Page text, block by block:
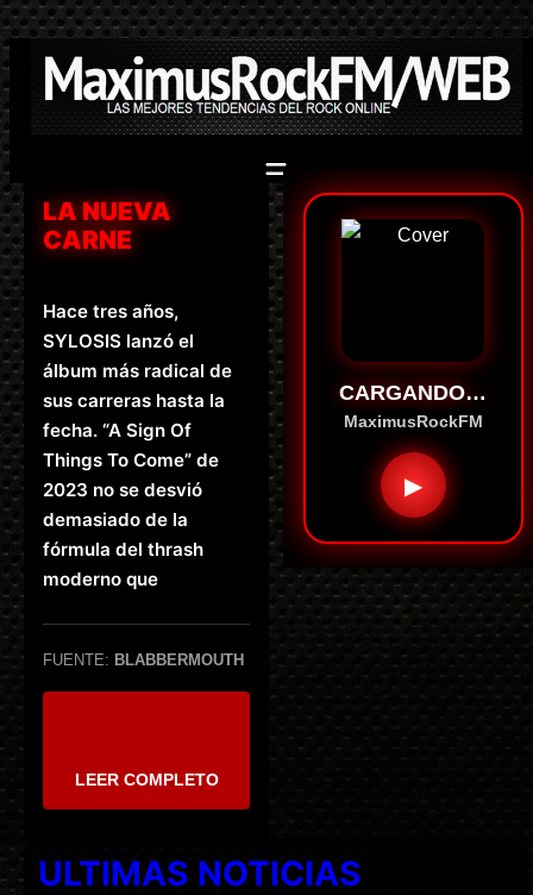
Saltar
al
contenido
LA NUEVA
CARNE
Hace tres años,
SYLOSIS lanzó el
álbum más radical de
sus carreras hasta la
fecha. “A Sign Of
Things To Come” de
2023 no se desvió
demasiado de la
fórmula del thrash
moderno que
FUENTE: BLABBERMOUTH
LEER COMPLETO
CARGANDO…
MaximusRockFM
▶
ULTIMAS NOTICIAS